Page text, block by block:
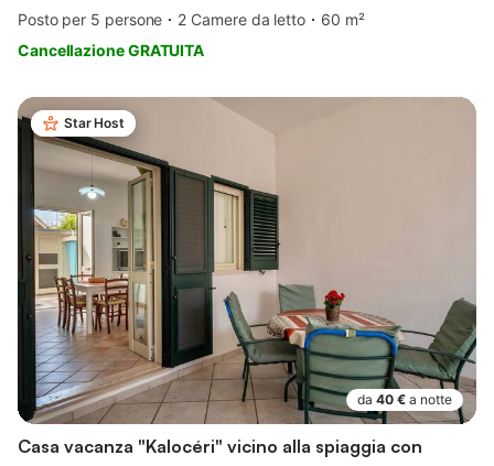
Posto per 5 persone 2 Camere da letto
60 m²
Cancellazione GRATUITA
Star Host
da 40 € a notte
Casa vacanza "Kalocéri" vicino alla spiaggia con